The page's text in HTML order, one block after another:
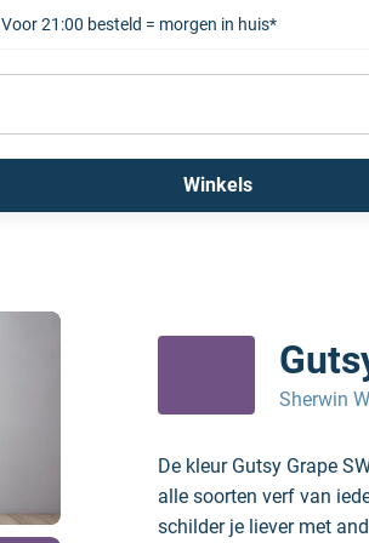
Voor 21:00 besteld = morgen in huis*
Winkels
Sherwin
De kleur Gutsy Grape
alle soorten verf van
schilder je liever met